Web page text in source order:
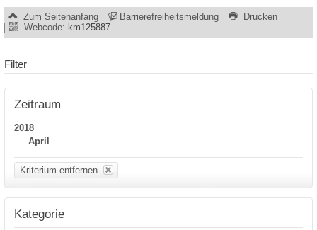
Zum Seitenanfang Barrierefreiheitsmeldung
Drucken
Webcode: km125887
Filter
Zeitraum
2018
April
Kriterium entfernen
Kategorie